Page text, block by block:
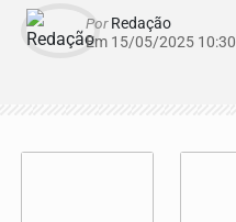
PorRedação
Em 15/05/2025 10:30